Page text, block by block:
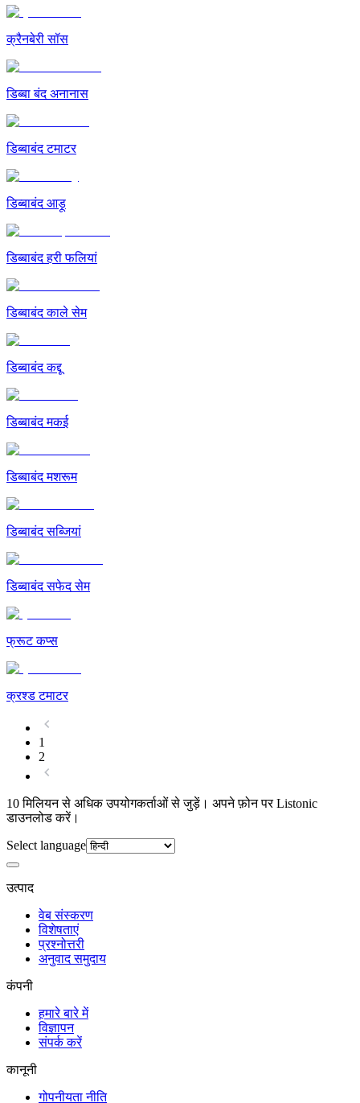
क्रैनबेरी सॉस
डिब्बा बंद अनानास
डिब्बाबंद टमाटर
डिब्बाबंद आड़ू
डिब्बाबंद हरी फलियां
डिब्बाबंद काले सेम
डिब्बाबंद कद्दू
डिब्बाबंद मकई
डिब्बाबंद मशरूम
डिब्बाबंद सब्जियां
डिब्बाबंद सफेद सेम
फ्रूट कप्स
क्रश्ड टमाटर
1
2
10 मिलियन से अधिक उपयोगकर्ताओं से जुड़ें। अपने फ़ोन पर Listonic
डाउनलोड करें।
Select language
उत्पाद
वेब संस्करण
विशेषताएं
प्रश्नोत्तरी
अनुवाद समुदाय
कंपनी
हमारे बारे में
विज्ञापन
संपर्क करें
कानूनी
गोपनीयता नीति